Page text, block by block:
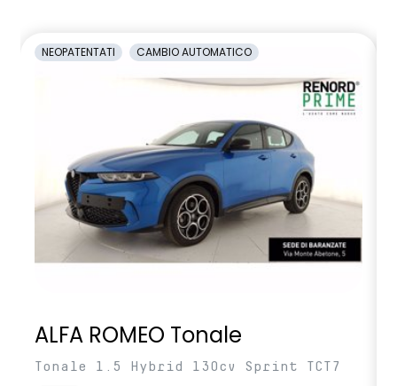
NEOPATENTATI CAMBIO AUTOMATICO
ALFA ROMEO Tonale
Tonale 1.5 Hybrid 130cv Sprint TCT7